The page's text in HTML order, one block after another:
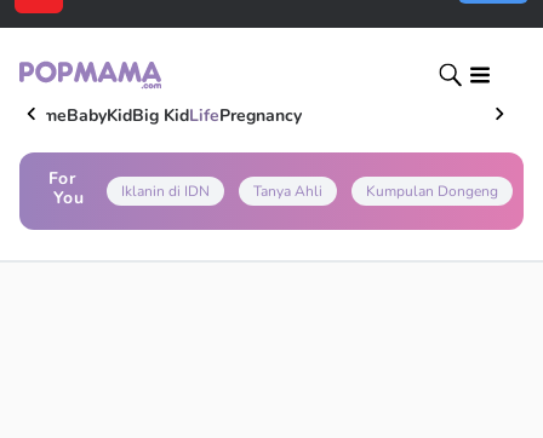
HomeBabyKidBig KidLifePregnancy
For
You
Iklanin di IDN Tanya Ahli Kumpulan Dongeng